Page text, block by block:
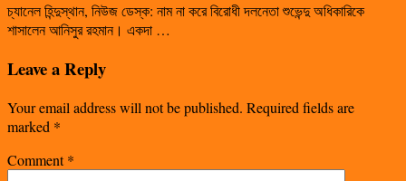
চ্যানেল হিন্দুস্থান, নিউজ ডেস্ক: নাম না করে বিরোধী দলনেতা শুভেন্দু অধিকারিকে
শাসালেন আনিসুর রহমান। একদা …
Leave a Reply
Your email address will not be published. Required fields are
marked *
Comment*